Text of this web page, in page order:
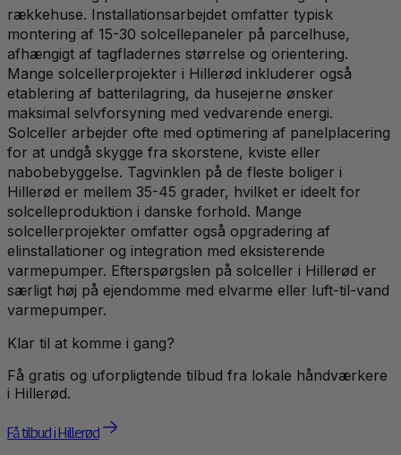
rækkehuse. Installationsarbejdet omfatter typisk
montering af 15-30 solcellepaneler på parcelhuse,
afhængigt af tagfladernes størrelse og orientering.
Mange solcellerprojekter i Hillerød inkluderer også
etablering af batterilagring, da husejerne ønsker
maksimal selvforsyning med vedvarende energi.
Solceller arbejder ofte med optimering af panelplacering
for at undgå skygge fra skorstene, kviste eller
nabobebyggelse. Tagvinklen på de fleste boliger i
Hillerød er mellem 35-45 grader, hvilket er ideelt for
solcelleproduktion i danske forhold. Mange
solcellerprojekter omfatter også opgradering af
elinstallationer og integration med eksisterende
varmepumper. Efterspørgslen på solceller i Hillerød er
særligt høj på ejendomme med elvarme eller luft-til-vand
varmepumper.
Klar til at komme i gang?
Få gratis og uforpligtende tilbud fra lokale håndværkere
i Hillerød.
Få tilbud i Hillerød